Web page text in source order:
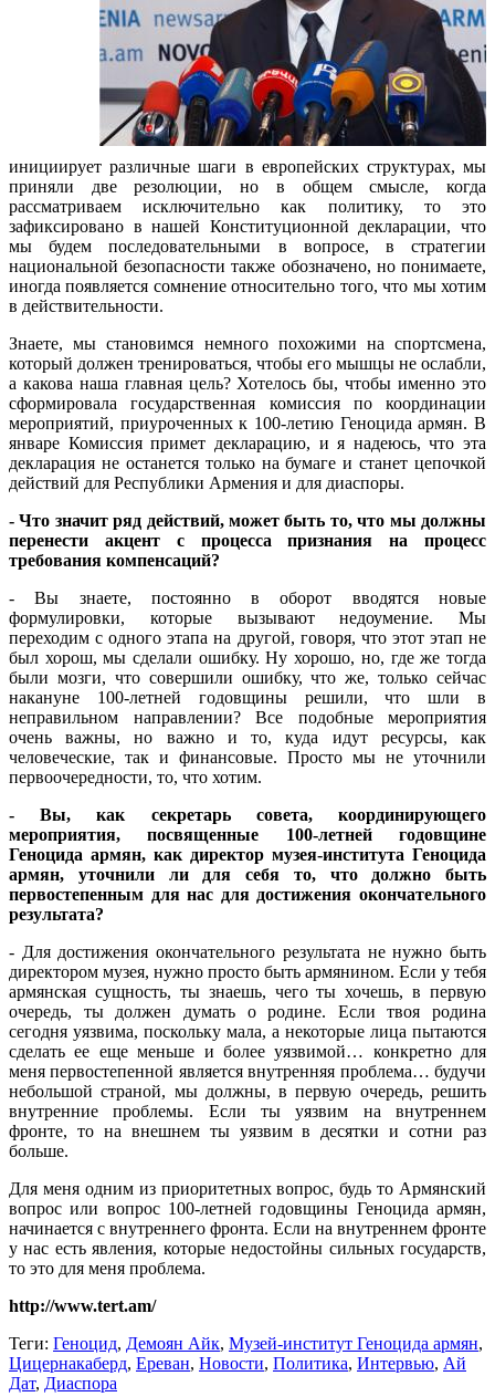
инициирует различные шаги в европейских структурах, мы
приняли две резолюции, но в общем смысле, когда
рассматриваем исключительно как политику, то это
зафиксировано в нашей Конституционной декларации, что
мы будем последовательными в вопросе, в стратегии
национальной безопасности также обозначено, но понимаете,
иногда появляется сомнение относительно того, что мы хотим
в действительности.
Знаете, мы становимся немного похожими на спортсмена,
который должен тренироваться, чтобы его мышцы не ослабли,
а какова наша главная цель? Хотелось бы, чтобы именно это
сформировала государственная комиссия по координации
мероприятий, приуроченных к 100-летию Геноцида армян. В
январе Комиссия примет декларацию, и я надеюсь, что эта
декларация не останется только на бумаге и станет цепочкой
действий для Республики Армения и для диаспоры.
- Что значит ряд действий, может быть то, что мы должны
перенести акцент с процесса признания на процесс
требования компенсаций?
- Вы знаете, постоянно в оборот вводятся новые
формулировки, которые вызывают недоумение. Мы
переходим с одного этапа на другой, говоря, что этот этап не
был хорош, мы сделали ошибку. Ну хорошо, но, где же тогда
были мозги, что совершили ошибку, что же, только сейчас
накануне 100-летней годовщины решили, что шли в
неправильном направлении? Все подобные мероприятия
очень важны, но важно и то, куда идут ресурсы, как
человеческие, так и финансовые. Просто мы не уточнили
первоочередности, то, что хотим.
- Вы, как секретарь совета, координирующего
мероприятия, посвященные 100-летней годовщине
Геноцида армян, как директор музея-института Геноцида
армян, уточнили ли для себя то, что должно быть
первостепенным для нас для достижения окончательного
результата?
- Для достижения окончательного результата не нужно быть
директором музея, нужно просто быть армянином. Если у тебя
армянская сущность, ты знаешь, чего ты хочешь, в первую
очередь, ты должен думать о родине. Если твоя родина
сегодня уязвима, поскольку мала, а некоторые лица пытаются
сделать ее еще меньше и более уязвимой… конкретно для
меня первостепенной является внутренняя проблема… будучи
небольшой страной, мы должны, в первую очередь, решить
внутренние проблемы. Если ты уязвим на внутреннем
фронте, то на внешнем ты уязвим в десятки и сотни раз
больше.
Для меня одним из приоритетных вопрос, будь то Армянский
вопрос или вопрос 100-летней годовщины Геноцида армян,
начинается с внутреннего фронта. Если на внутреннем фронте
у нас есть явления, которые недостойны сильных государств,
то это для меня проблема.
http://www.tert.am/
Теги: Геноцид, Демоян Айк, Музей-институт Геноцида армян,
Цицернакаберд, Ереван, Новости, Политика, Интервью, Ай
Дат, Диаспора